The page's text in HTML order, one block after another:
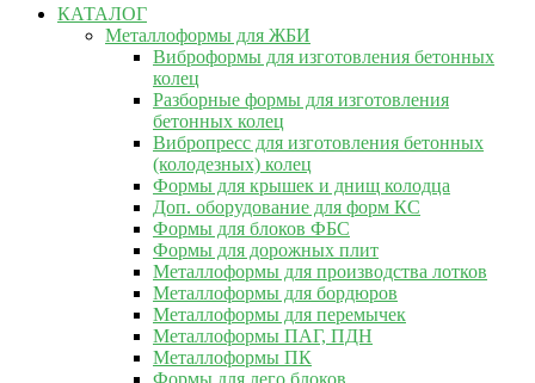
КАТАЛОГ
Металлоформы для ЖБИ
Виброформы для изготовления бетонных
колец
Разборные формы для изготовления
бетонных колец
Вибропресс для изготовления бетонных
(колодезных) колец
Формы для крышек и днищ колодца
Доп. оборудование для форм КС
Формы для блоков ФБС
Формы для дорожных плит
Металлоформы для производства лотков
Металлоформы для бордюров
Металлоформы для перемычек
Металлоформы ПАГ, ПДН
Металлоформы ПК
Формы для лего блоков